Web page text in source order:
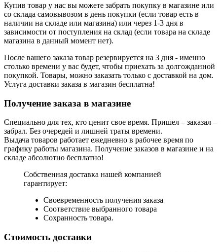
Купив товар у нас вы можете забрать покупку в магазине или
со склада самовывозом в день покупки (если товар есть в
наличии на складе или магазина) или через 1-3 дня в
зависимости от поступления на склад (если товара на складе
магазина в данный момент нет).
После вашего заказа товар резервируется на 3 дня - именно
столько времени у вас будет, чтобы приехать за долгожданной
покупкой. Товары, можно заказать только с доставкой на дом.
Услуга доставки заказа в магазин бесплатна!
Получение заказа в магазине
Специально для тех, кто ценит свое время. Пришел – заказал –
забрал. Без очередей и лишней траты времени.
Выдача товаров работает ежедневно в рабочее время по
графику работы магазина. Получение заказов в магазине и на
складе абсолютно бесплатно!
Собственная доставка нашей компанией
гарантирует:
Своевременность получения заказа
Соответствие выбранного товара
Сохранность товара.
Стоимость доставки